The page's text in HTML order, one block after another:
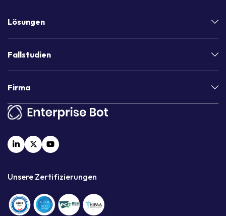
Unsere Zertifizierungen
Lösungen
Fallstudien
Firma